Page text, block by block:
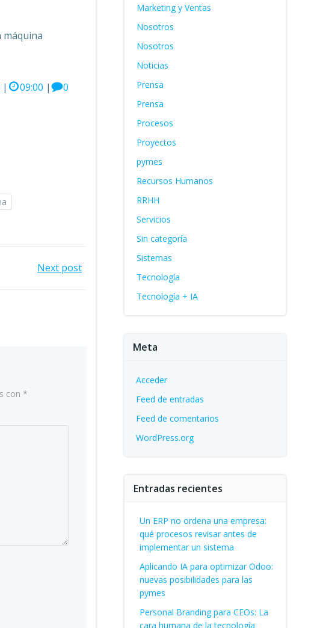
máquina
| 09:00 | 0
Next post
con *
Marketing y Ventas
Nosotros
Nosotros
Noticias
Prensa
Prensa
Procesos
Proyectos
pymes
Recursos Humanos
RRHH
Servicios
Sin categoría
Sistemas
Tecnología
Tecnología + IA
Meta
Acceder
Feed de entradas
Feed de comentarios
WordPress.org
Entradas recientes
Un ERP no ordena una empresa:
qué procesos revisar antes de
implementar un sistema
Aplicando IA para optimizar Odoo:
nuevas posibilidades para las
pymes
Personal Branding para CEOs: La
cara humana de la tecnología